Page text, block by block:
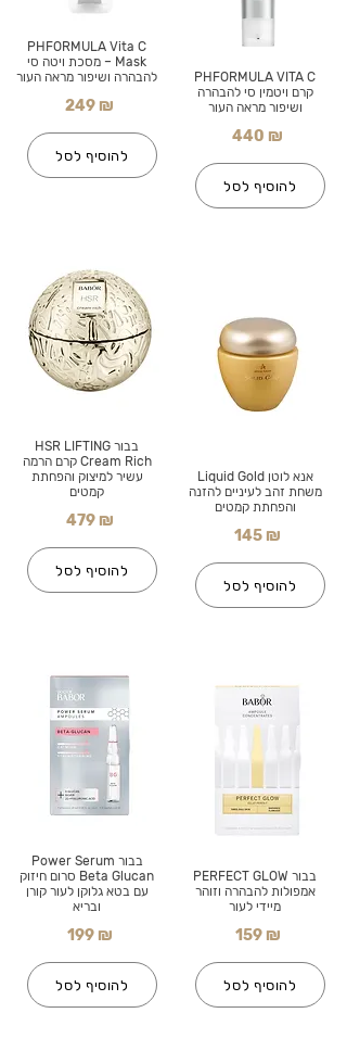
PHFORMULA Vita C
Mask – מסכת ויטה סי
להבהרה ושיפור מראה העור
249 ₪
להוסיף לסל
בבור HSR LIFTING
Cream Rich קרם הרמה
עשיר למיצוק והפחתת
קמטים
479 ₪
להוסיף לסל
בבור Power Serum
Beta Glucan סרום חיזוק
עם בטא גלוקן לעור קורן
ובריא
199 ₪
להוסיף לסל
PHFORMULA VITA C
קרם ויטמין סי להבהרה
ושיפור מראה העור
440 ₪
להוסיף לסל
אנא לוטן Liquid Gold
משחת זהב לעיניים להזנה
והפחתת קמטים
145 ₪
להוסיף לסל
בבור PERFECT GLOW
אמפולות להבהרה וזוהר
מיידי לעור
159 ₪
להוסיף לסל